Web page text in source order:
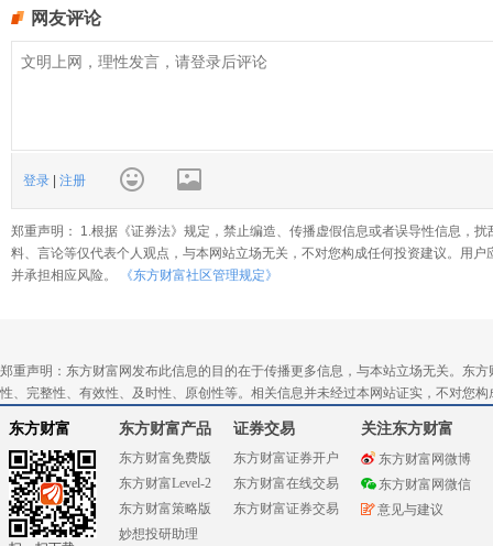
网友评论
登录 注册
郑重声明： 1.根据《证券法》规定，禁止编造、传播虚假信息或者误导性信息，
料、言论等仅代表个人观点，与本网站立场无关，不对您构成任何投资建议。用
并承担相应风险。
《东方财富社区管理规定》
郑重声明：东方财富网发布此信息的目的在于传播更多信息，与本站立场无关。东
性、完整性、有效性、及时性、原创性等。相关信息并未经过本网站证实，不对您
东方财富 东方财富产品
东方财富免费版
东方财富Level-2
东方财富策略版
妙想投研助理
证券交易
东方财富证券开户
东方财富在线交易
东方财富证券交易
关注东方财富
东方财富网微博
东方财富网微信
意见与建议